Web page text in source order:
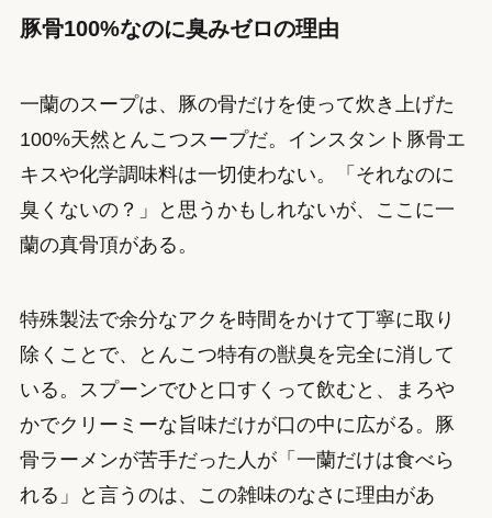
豚骨100%なのに臭みゼロの理由
一蘭のスープは、豚の骨だけを使って炊き上げた
100%天然とんこつスープだ。インスタント豚骨エ
キスや化学調味料は一切使わない。「それなのに
臭くないの？」と思うかもしれないが、ここに一
蘭の真骨頂がある。
特殊製法で余分なアクを時間をかけて丁寧に取り
除くことで、とんこつ特有の獣臭を完全に消して
いる。スプーンでひと口すくって飲むと、まろや
かでクリーミーな旨味だけが口の中に広がる。豚
骨ラーメンが苦手だった人が「一蘭だけは食べら
れる」と言うのは、この雑味のなさに理由があ